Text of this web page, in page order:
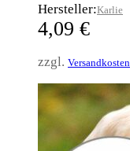
Hersteller:Karlie
4,09 €
zzgl. Versandkosten